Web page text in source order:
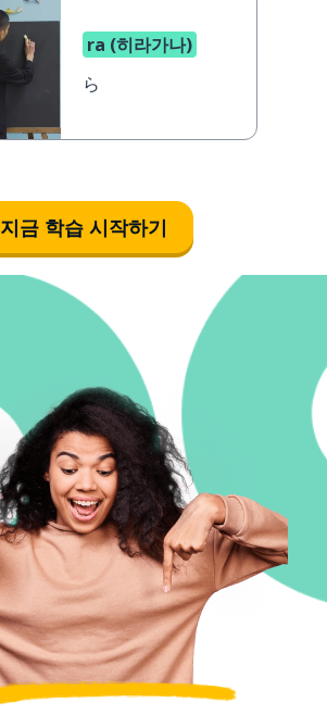
ra (히라가나)
ら
지금 학습 시작하기